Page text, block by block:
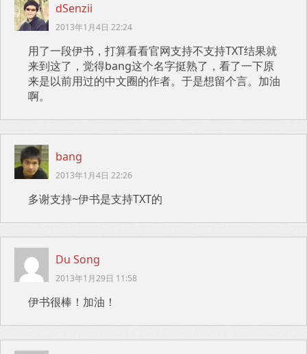
dSenzii
2013年1月4日 22:24
用了一段伊书，打算看看官网支持不支持TXT结果就
来到这了，觉得bang这个名字挺熟了，看了一下原
来是以前用过的中文圈的作者。于是想留个言。加油
啊。
bang
2013年1月4日 22:26
多谢支持~伊书是支持TXT的
Du Song
2013年1月29日 11:58
伊书很棒！加油！